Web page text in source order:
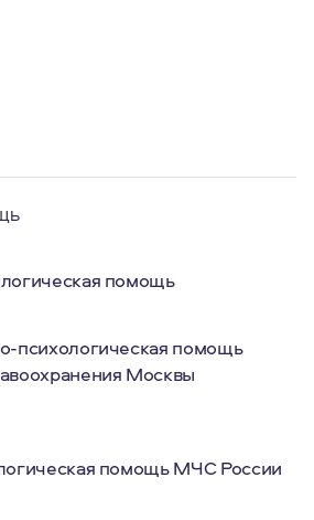
помощь
психологическая помощь
Москвы
помощь МЧС России